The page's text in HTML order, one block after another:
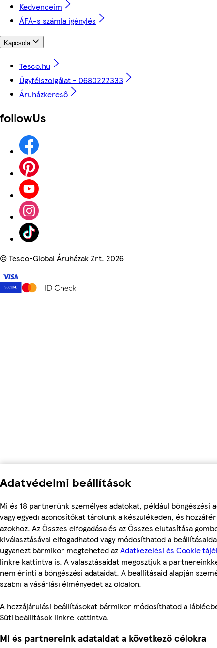
Adatvédelmi beállítások
Mi és 18 partnerünk személyes adatokat, például böngészési
vagy egyedi azonosítókat tárolunk a készülékeden, és
azokhoz. Az Összes elfogadása és az Összes elutasítása
kiválasztásával elfogadhatod vagy módosíthatod a
ugyanezt bármikor megteheted azAdatkezelési és Cookie
linkre kattintva is. A választásaidat megosztjuk a
nem érinti a böngészési adataidat. A beállításaid alapján
szabni a vásárlási élményedet az oldalon.
A hozzájárulási beállításokat bármikor módosíthatod a
Süti beállítások linkre kattintva.
Mi és partnereink adataidat a következő célokra
Kedvenceim
ÁFÁ-s számla igénylés
Kapcsolat
Tesco.hu
Ügyfélszolgálat - 0680222333
Áruházkereső
followUs
©Tesco-Global Áruházak Zrt. 2026